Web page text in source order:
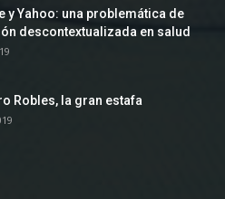
y Yahoo: una problemática de
descontextualizada en salud
Robles, la gran estafa